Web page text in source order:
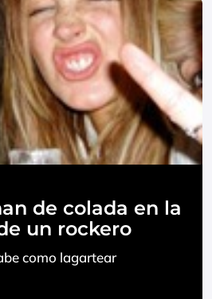
de colada en la
un rockero
como lagartear